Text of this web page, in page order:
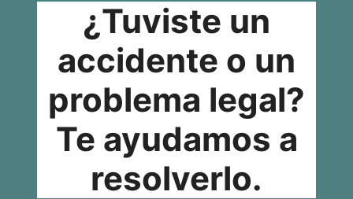
¿Tuviste un
accidente o un
problema legal?
Te ayudamos a
resolverlo.